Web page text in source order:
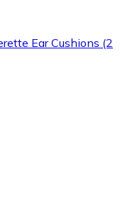
Ear Cushions (2